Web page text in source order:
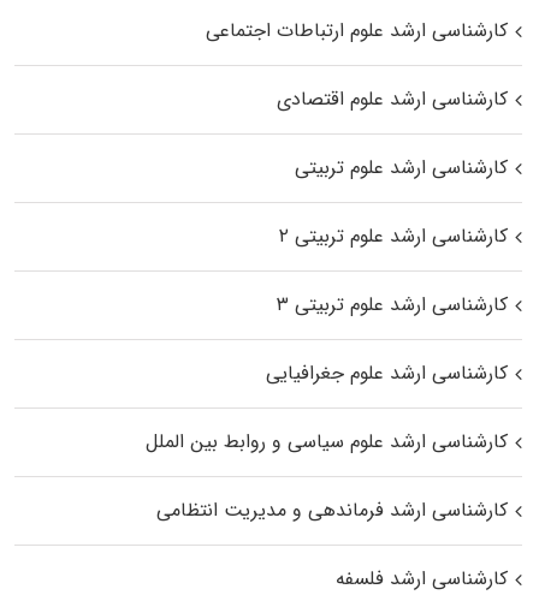
کارشناسی ارشد علوم ارتباطات اجتماعی
کارشناسی ارشد علوم اقتصادی
کارشناسی ارشد علوم تربیتی
کارشناسی ارشد علوم تربیتی ۲
کارشناسی ارشد علوم تربیتی ۳
کارشناسی ارشد علوم جغرافیایی
کارشناسی ارشد علوم سیاسی و روابط بین الملل
کارشناسی ارشد فرماندهی و مدیریت انتظامی
کارشناسی ارشد فلسفه